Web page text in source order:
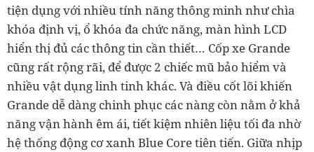
tiện dụng với nhiều tính năng thông minh như chìa
khóa định vị, ổ khóa đa chức năng, màn hình LCD
hiển thị đủ các thông tin cần thiết… Cốp xe Grande
cũng rất rộng rãi, để được 2 chiếc mũ bảo hiểm và
nhiều vật dụng linh tinh khác. Và điều cốt lõi khiến
Grande dễ dàng chinh phục các nàng còn nằm ở khả
năng vận hành êm ái, tiết kiệm nhiên liệu tối đa nhờ
hệ thống động cơ xanh Blue Core tiên tiến. Giữa nhịp